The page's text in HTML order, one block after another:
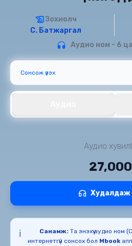
Зохиолч
С. Батжаргал
Аудио ном - 6
Сонсож үзэх
Аудио
Худалдаж
ℹ️ Санамж: Та энэхүү аудио ном
интернетгүй сонсох бол Mbook